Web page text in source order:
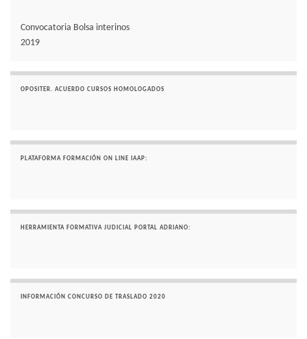
Convocatoria Bolsa interinos
2019
OPOSITER. ACUERDO CURSOS HOMOLOGADOS
PLATAFORMA FORMACIÓN ON LINE IAAP:
HERRAMIENTA FORMATIVA JUDICIAL PORTAL ADRIANO:
INFORMACIÓN CONCURSO DE TRASLADO 2020